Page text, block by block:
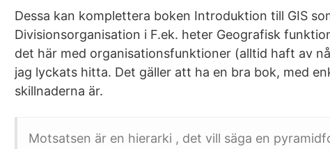
Dessa kan komplettera boken Introduktion till GIS
Divisionsorganisation i F.ek. heter Geografisk
det här med organisationsfunktioner (alltid haft av
jag lyckats hitta. Det gäller att ha en bra bok, med
skillnaderna är.
Motsatsen är en hierarki , det vill säga en